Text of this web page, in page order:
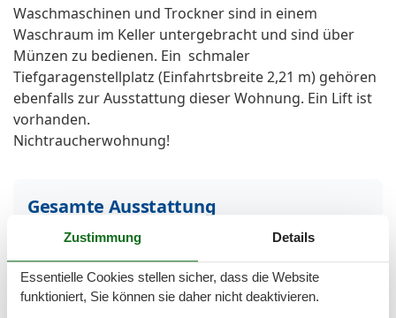
Waschmaschinen und Trockner sind in einem
Waschraum im Keller untergebracht und sind über
Münzen zu bedienen. Ein schmaler
Tiefgaragenstellplatz (Einfahrtsbreite 2,21 m) gehören
ebenfalls zur Ausstattung dieser Wohnung. Ein Lift ist
vorhanden.
Nichtraucherwohnung!
Gesamte Ausstattung
Aktivität einrichtungen
Radfahren
Entfernungen
Zustimmung Details
Essentielle Cookies stellen sicher, dass die Website
funktioniert, Sie können sie daher nicht deaktivieren.